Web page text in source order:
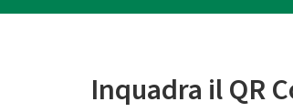
Inquadra il QR